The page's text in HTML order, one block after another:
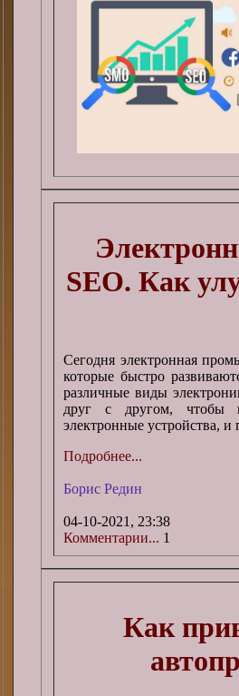
SEO. Как
Сегодня электронная
которые быстро
различные виды
друг с другом, чтобы
электронные устройства, и
Подробнее...
Борис Редин
04-10-2021, 23:38
Комментарии... 1
Как